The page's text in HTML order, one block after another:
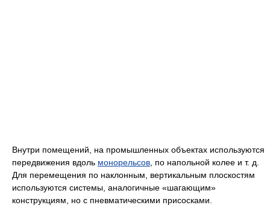
Внутри помещений, на промышленных объектах используются
передвижения вдоль монорельсов , по напольной колее и т. д.
Для перемещения по наклонным, вертикальным плоскостям
используются системы, аналогичные «шагающим»
конструкциям, но с пневматическими присосками.